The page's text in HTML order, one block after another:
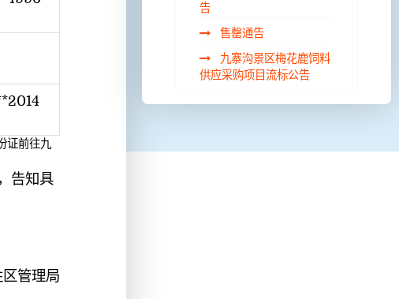
证前往九
告知具
管理局
告
售罄通告
九寨沟景区梅花鹿饲料
供应采购项目流标公告